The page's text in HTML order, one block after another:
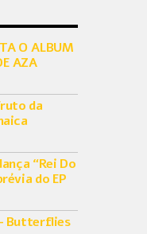
O ALBUM
AZA
da
“Rei Do
do EP
Butterflies